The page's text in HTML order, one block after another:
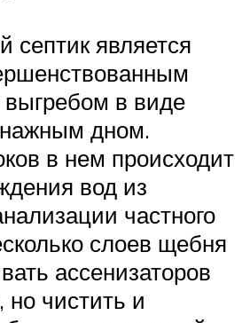
септик является
выгребом в виде
дном.
в нем происходит
вод из
частного
слоев щебня
ассенизаторов
но чистить и